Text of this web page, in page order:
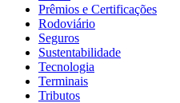
Prêmios e Certificações
Rodoviário
Seguros
Sustentabilidade
Tecnologia
Terminais
Tributos